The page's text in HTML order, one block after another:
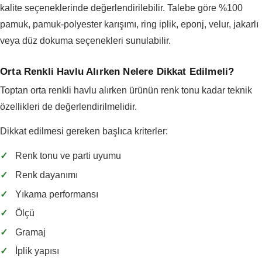
kalite seçeneklerinde değerlendirilebilir. Talebe göre %100
pamuk, pamuk-polyester karışımı, ring iplik, eponj, velur, jakarlı
veya düz dokuma seçenekleri sunulabilir.
Orta Renkli Havlu Alırken Nelere Dikkat Edilmeli?
Toptan orta renkli havlu alırken ürünün renk tonu kadar teknik
özellikleri de değerlendirilmelidir.
Dikkat edilmesi gereken başlıca kriterler:
✓
Renk tonu ve parti uyumu
✓
Renk dayanımı
✓
Yıkama performansı
✓
Ölçü
✓
Gramaj
✓
İplik yapısı